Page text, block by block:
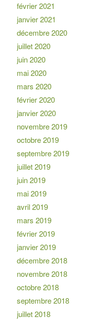
février 2021
janvier 2021
décembre 2020
juillet 2020
juin 2020
mai 2020
mars 2020
février 2020
janvier 2020
novembre 2019
octobre 2019
septembre 2019
juillet 2019
juin 2019
mai 2019
avril 2019
mars 2019
février 2019
janvier 2019
décembre 2018
novembre 2018
octobre 2018
septembre 2018
juillet 2018